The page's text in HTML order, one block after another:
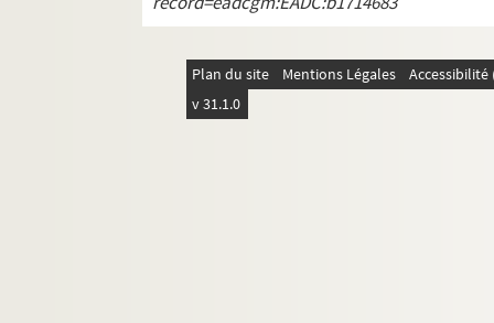
Plan du site Mentions Légales
v 31.1.0